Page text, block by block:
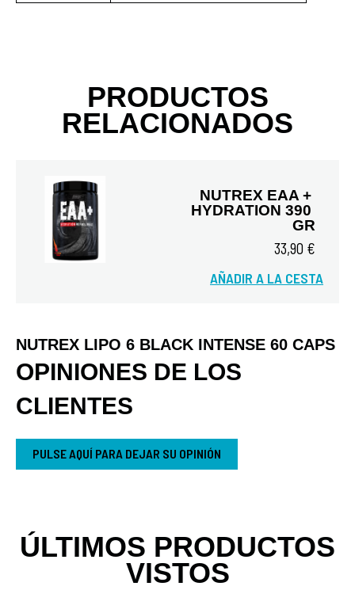
PRODUCTOS
RELACIONADOS
NUTREX EAA +
HYDRATION 390
GR
33,90 €
AÑADIR A LA CESTA
NUTREX LIPO 6 BLACK INTENSE 60 CAPS
OPINIONES DE LOS
CLIENTES
PULSE AQUÍ PARA DEJAR SU OPINIÓN
ÚLTIMOS PRODUCTOS
VISTOS